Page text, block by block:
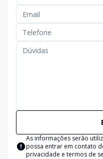
As informações serão
possa entrar em contato
privacidade e termos de